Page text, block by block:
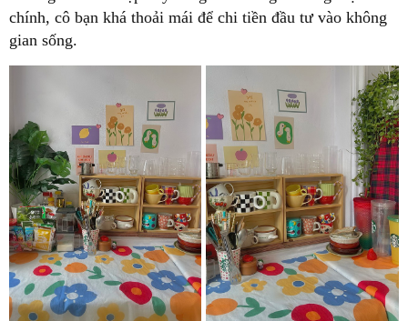
chính, cô bạn khá thoải mái để chi tiền đầu tư vào không
gian sống.